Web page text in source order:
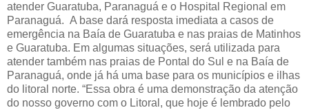
atender Guaratuba, Paranaguá e o Hospital Regional em
Paranaguá. A base dará resposta imediata a casos de
emergência na Baía de Guaratuba e nas praias de Matinhos
e Guaratuba. Em algumas situações, será utilizada para
atender também nas praias de Pontal do Sul e na Baía de
Paranaguá, onde já há uma base para os municípios e ilhas
do litoral norte. “Essa obra é uma demonstração da atenção
do nosso governo com o Litoral, que hoje é lembrado pelo